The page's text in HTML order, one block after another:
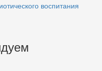
воспитания